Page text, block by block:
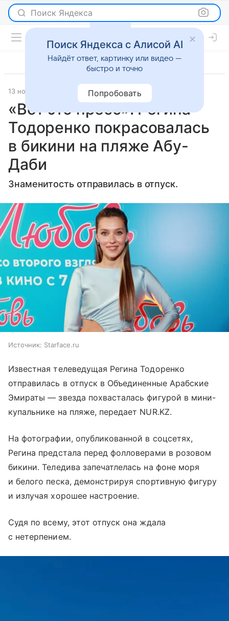
Поиск Яндекса
13 ноября 2024 [KZ] Nur.kz Светская жизнь
«Вот это пресс»: Регина
Тодоренко покрасовалась
в бикини на пляже Абу-
Даби
Знаменитость отправилась в отпуск.
Источник: Starface.ru
Известная телеведущая Регина Тодоренко
отправилась в отпуск в Объединенные Арабские
Эмираты — звезда похвасталась фигурой в мини-
купальнике на пляже, передает NUR.KZ.
На фотографии, опубликованной в соцсетях,
Регина предстала перед фолловерами в розовом
бикини. Теледива запечатлелась на фоне моря
и белого песка, демонстрируя спортивную фигуру
и излучая хорошее настроение.
Судя по всему, этот отпуск она ждала
с нетерпением.
Поиск Яндекса с Алисой AI
Найдёт ответ, картинку или видео —
быстро и точно
Попробовать